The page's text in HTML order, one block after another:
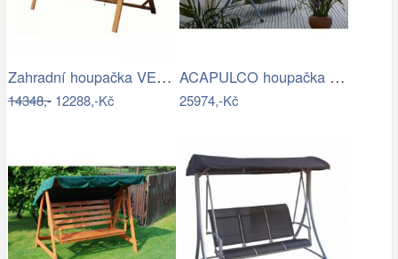
Zahradní houpačka VEGAS LUX Rojaplast
14348,-12288,-Kč
ACAPULCO houpačka ROJAPLAST
25974,-Kč